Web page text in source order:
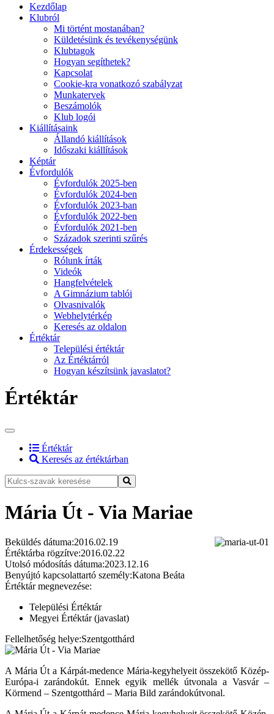
Kezdőlap
Klubról
Mi történt mostanában?
Küldetésünk és tevékenységünk
Klubtagok
Hogyan segíthetek?
Kapcsolat
Cookie-kra vonatkozó szabályzat
Munkatervek
Beszámolók
Klub logói
Kiállításaink
Állandó kiállítások
Időszaki kiállítások
Képtár
Évfordulók
Évfordulók 2025-ben
Évfordulók 2024-ben
Évfordulók 2023-ban
Évfordulók 2022-ben
Évfordulók 2021-ben
Századok szerinti szűrés
Érdekességek
Rólunk írták
Videók
Hangfelvételek
A Gimnázium tablói
Olvasnivalók
Webhelytérkép
Keresés az oldalon
Értéktár
Települési értéktár
Az Értéktárról
Hogyan készítsünk javaslatot?
Értéktár
Értéktár
Keresés az értéktárban
Mária Út - Via Mariae
Beküldés dátuma:2016.02.19
Értéktárba rögzítve:2016.02.22
Utolsó módosítás dátuma:2023.12.16
Benyújtó kapcsolattartó személy:Katona Beáta
Értéktár megnevezése:
Települési Értéktár
Megyei Értéktár (javaslat)
Fellelhetőség helye:Szentgotthárd
A Mária Út a Kárpát-medence Mária-kegyhelyeit összekötő Közép-
Európa-i zarándokút. Ennek egyik mellék útvonala a Vasvár –
Körmend – Szentgotthárd – Maria Bild zarándokútvonal.